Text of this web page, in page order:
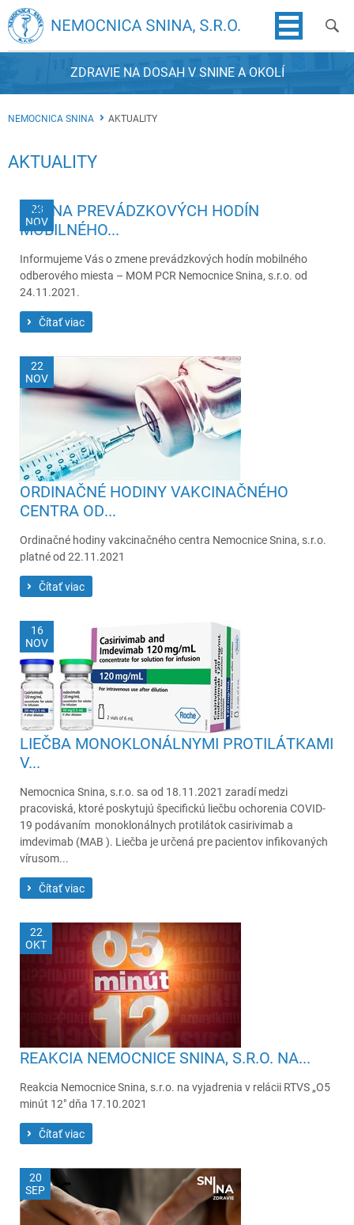
ZDRAVIE NA DOSAH V SNINE A OKOLÍ
NEMOCNICA SNINA AKTUALITY
AKTUALITY
23
NOV
ZMENA PREVÁDZKOVÝCH HODÍN
MOBILNÉHO...
Informujeme Vás o zmene prevádzkových hodín mobilného
odberového miesta – MOM PCR Nemocnice Snina, s.r.o. od
24.11.2021.
Čítať viac
22
NOV
ORDINAČNÉ HODINY VAKCINAČNÉHO
CENTRA OD...
Ordinačné hodiny vakcinačného centra Nemocnice Snina, s.r.o.
platné od 22.11.2021
Čítať viac
16
NOV
LIEČBA MONOKLONÁLNYMI PROTILÁTKAMI
V...
Nemocnica Snina, s.r.o. sa od 18.11.2021 zaradí medzi
pracoviská, ktoré poskytujú špecifickú liečbu ochorenia COVID-
19 podávaním monoklonálnych protilátok casirivimab a
imdevimab (MAB ). Liečba je určená pre pacientov infikovaných
vírusom...
Čítať viac
22
OKT
REAKCIA NEMOCNICE SNINA, S.R.O. NA...
Reakcia Nemocnice Snina, s.r.o. na vyjadrenia v relácii RTVS „O5
minút 12" dňa 17.10.2021
Čítať viac
20
SEP